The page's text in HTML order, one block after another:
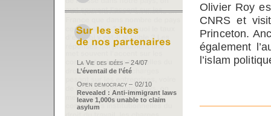
Olivier Roy
CNRS et
Princeton.
également
l’islam
La Vie des idées – 24/07
L’éventail de l’été
Open democracy – 02/10
Revealed : Anti-immigrant laws
leave 1,000s unable to claim
asylum